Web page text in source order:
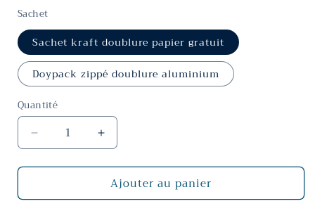
Sachet
Sachet kraft doublure papier gratuit
Doypack zippé doublure aluminium
Quantité
Réduire
la
quantité
Secret
Augmenter
la
quantité
de
Secret
Ajouter au panier